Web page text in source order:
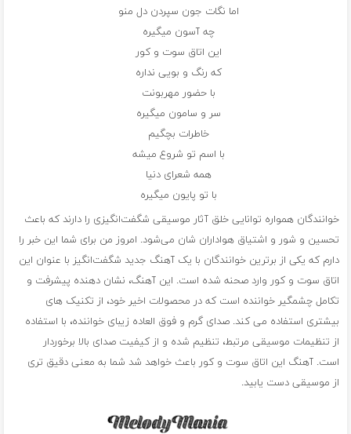
اما نگات جون سپردن دل منو
چه آسون میگیره
این اتاق سوت و کور
که رنگ و بویی نداره
با حضور مهربونت
سر و سامون میگیره
خاطرات بچگیم
با اسم تو شروع میشه
همه شعرای دنیا
با تو پایون میگیره
خوانندگان همواره توانایی خلق آثار موسیقی شگفت‌انگیزی را دارند که باعث
تحسین و شور و اشتیاق هواداران شان می‌شود. امروز من برای شما این خبر را
دارم که یکی از برترین خوانندگان با یک آهنگ جدید شگفت‌انگیز با عنوان این
اتاق سوت و کور وارد صحنه شده است. این آهنگ، نشان دهنده پیشرفت و
تکامل چشمگیر خواننده است که در محصولات اخیر خود، از تکنیک های
بیشتری استفاده می کند. صدای گرم و فوق العاده زیبای خواننده، با استفاده
از تنظیمات موسیقی مرتبط، تنظیم شده و از کیفیت صدای بالا برخوردار
است. آهنگ این اتاق سوت و کور باعث خواهد شد شما به معنی دقیق تری
از موسیقی دست یابید.